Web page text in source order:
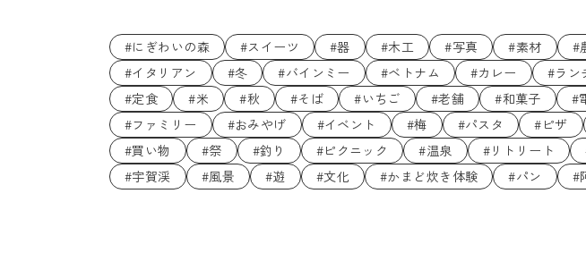
#にぎわいの森 #スイーツ #器 #木工 #写真 #素材 #
#イタリアン
#冬 #バインミー #ベトナム #カレー #ラン
#定食
#米 #秋 #そば #いちご #老舗 #和菓子 #
#ファミリー
#おみやげ #イベント #梅 #パスタ #ピザ
#買い物
#祭 #釣り #ピクニック #温泉 #リトリート
#宇賀渓
#風景 #遊 #文化 #かまど炊き体験 #パン #